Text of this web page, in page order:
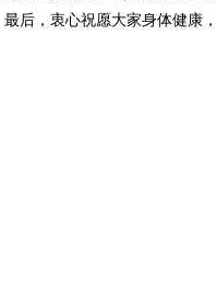
最后，衷心祝愿大家身体健康